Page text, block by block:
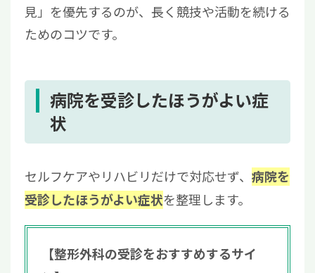
見」を優先するのが、長く競技や活動を続ける
ためのコツです。
病院を受診したほうがよい症
状
セルフケアやリハビリだけで対応せず、 病院を
受診したほうがよい症状を整理します。
【整形外科の受診をおすすめするサイ